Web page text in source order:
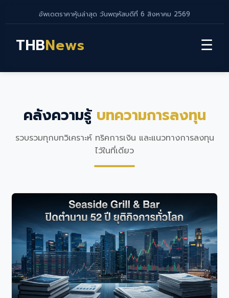
อัพเดตราคาหุ้นล่าสุด วันพฤหัสบดีที่ 6 สิงหาคม 2569
THBNews ☰
คลังความรู้ บทความการลงทุน
รวบรวมทุกบทวิเคราะห์ ทริคการเงิน และแนวทางการลงทุน
ไว้ในที่เดียว